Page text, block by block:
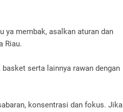
ya membak, asalkan aturan dan
Riau.
serta lainnya rawan dengan
konsentrasi dan fokus. Jika